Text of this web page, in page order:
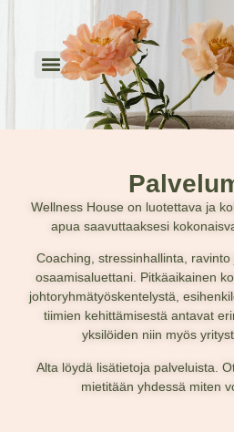
Wellness House on luotettava ja
apua saavuttaaksesi
Coaching, stressinhallinta,
osaamisaluettani. Pitkäaikainen
johtoryhmätyöskentelystä,
tiimien kehittämisestä antavat
yksilöiden niin myös
Alta löydä lisätietoja palveluista.
mietitään yhdessä miten